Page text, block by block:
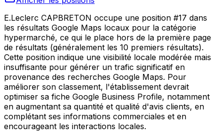
E.Leclerc CAPBRETON occupe une position #17 dans
les résultats Google Maps locaux pour la catégorie
hypermarché, ce qui le place hors de la première page
de résultats (généralement les 10 premiers résultats).
Cette position indique une visibilité locale modérée mais
insuffisante pour générer un trafic significatif en
provenance des recherches Google Maps. Pour
améliorer son classement, l'établissement devrait
optimiser sa fiche Google Business Profile, notamment
en augmentant sa quantité et qualité d'avis clients, en
complétant ses informations commerciales et en
encourageant les interactions locales.